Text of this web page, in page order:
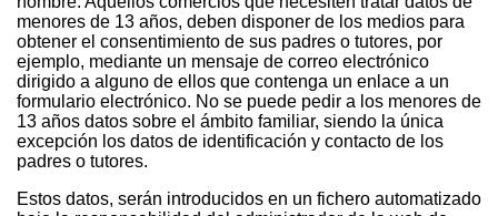
menores de 13 años, deben disponer de los medios para
obtener el consentimiento de sus padres o tutores, por
ejemplo, mediante un mensaje de correo electrónico
dirigido a alguno de ellos que contenga un enlace a un
formulario electrónico. No se puede pedir a los menores de
13 años datos sobre el ámbito familiar, siendo la única
excepción los datos de identificación y contacto de los
padres o tutores.
Estos datos, serán introducidos en un fichero automatizado